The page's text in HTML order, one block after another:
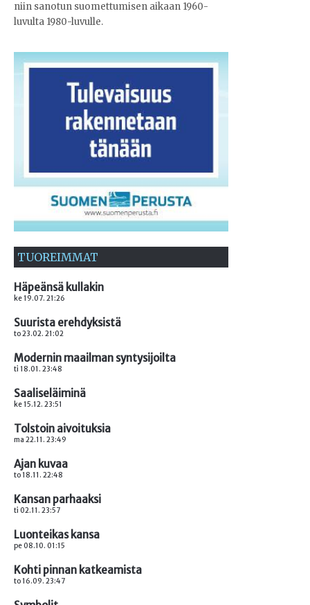
niin sanotun suomettumisen aikaan 1960-
luvulta 1980-luvulle.
TUOREIMMAT
Häpeänsä kullakin
ke 19.07. 21:26
Suurista erehdyksistä
to 23.02. 21:02
Modernin maailman syntysijoilta
ti 18.01. 23:48
Saaliseläiminä
ke 15.12. 23:51
Tolstoin aivoituksia
ma 22.11. 23:49
Ajan kuvaa
to 18.11. 22:48
Kansan parhaaksi
ti 02.11. 23:57
Luonteikas kansa
pe 08.10. 01:15
Kohti pinnan katkeamista
to 16.09. 23:47